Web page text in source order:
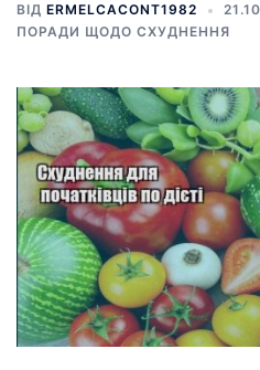
ВІД ERMELCACONT1982
ПОРАДИ ЩОДО СХУДНЕННЯ